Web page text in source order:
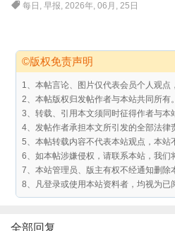
每日 ,早报,2026年,06月 ,25日
©版权免责声明
1、本帖言论、图片仅代表会员个人观点
2、本帖版权归发帖作者与本站共同所有。
3、转载、引用本文须同时征得作者与本
4、发帖作者承担本文所引发的全部法律
5、本帖转载内容不代表本站观点，本站
6、如本帖涉嫌侵权，请联系本站，我们
7、本站管理员、版主有权不经通知删除
8、凡登录或使用本站资料者，均视为已
全部回复